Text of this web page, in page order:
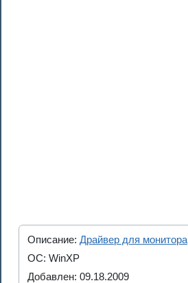
Описание: Драйвер для монитора
ОС: WinXP
Добавлен: 09.18.2009